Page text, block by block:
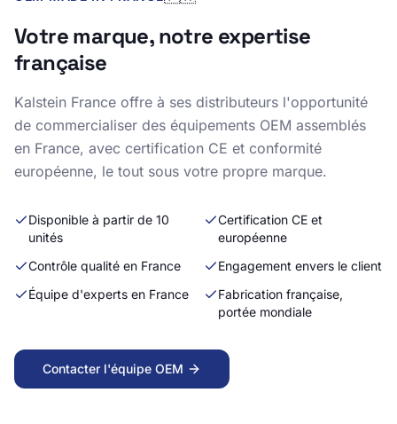
Votre marque, notre expertise
française
Kalstein France offre à ses distributeurs l'opportunité
de commercialiser des équipements OEM assemblés
en France, avec certification CE et conformité
Disponible à partir de 10
Certification CE et
Contrôle qualité en France
Fabrication française,
Contacter l'équipe OEM